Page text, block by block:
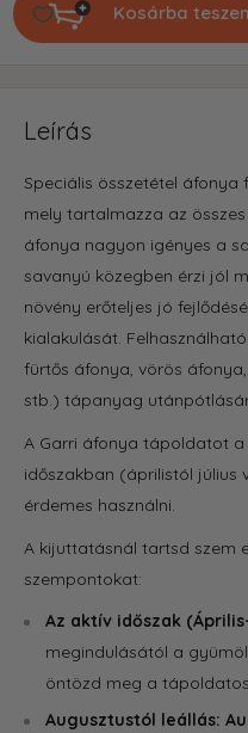
Kosárba
Leírás
Speciális összetétel
mely tartalmazza az
áfonya nagyon igényes a
savanyú közegben érzi jól
növény erőteljes jó
kialakulását.
fürtős áfonya, vörös
stb.) tápanyag
A Garri áfonya tápoldatot a
időszakban (áprilistól július
érdemes használni.
A kijuttatásnál tartsd szem
szempontokat:
Az aktív időszak
megindulásától a
öntözd meg a
Augusztustól leállás: